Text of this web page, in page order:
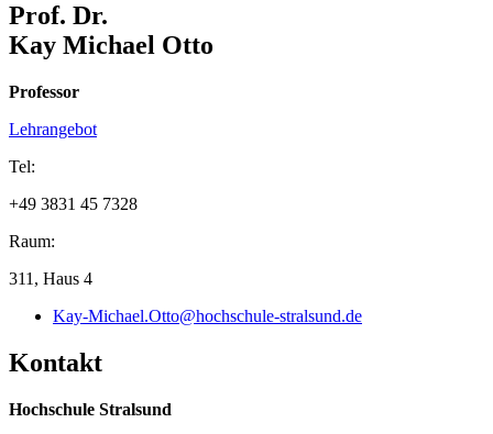
Prof. Dr.
Kay Michael Otto
Professor
Lehrangebot
Tel:
+49 3831 45 7328
Raum:
311, Haus 4
Kay-Michael.Otto@hochschule-stralsund.de
Kon­takt
Hochschule Stralsund